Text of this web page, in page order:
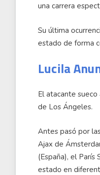
una carrera
Su última
estado de forma
Lucila
El atacante
de Los Ángeles.
Antes pasó por
Ajax de
(España), el París
estado en